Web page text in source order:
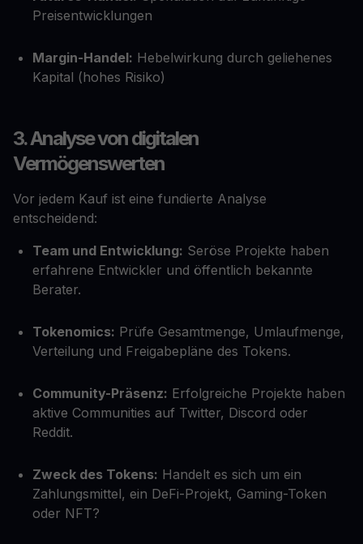
Preisentwicklungen
Margin-Handel: Hebelwirkung durch geliehenes
Kapital (hohes Risiko)
3. Analyse von digitalen
Vermögenswerten
Vor jedem Kauf ist eine fundierte Analyse
entscheidend:
Team und Entwicklung: Seröse Projekte haben
erfahrene Entwickler und öffentlich bekannte
Berater.
Tokenomics: Prüfe Gesamtmenge, Umlaufmenge,
Verteilung und Freigabepläne des Tokens.
Community-Präsenz: Erfolgreiche Projekte haben
aktive Communities auf Twitter, Discord oder
Reddit.
Zweck des Tokens: Handelt es sich um ein
Zahlungsmittel, ein DeFi-Projekt, Gaming-Token
oder NFT?